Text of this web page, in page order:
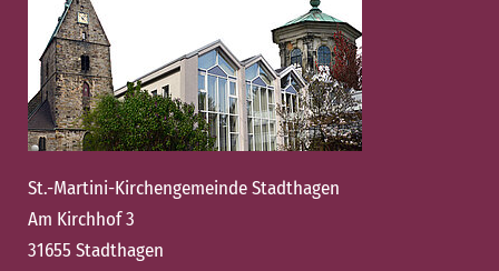
St.-Martini-Kirchengemeinde Stadthagen
Am Kirchhof 3
31655 Stadthagen